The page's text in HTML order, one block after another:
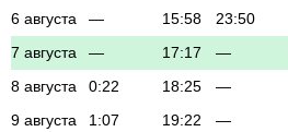
6 августа
— 15:58 23:50
7 августа
— 17:17 —
8 августа
0:22 18:25 —
9 августа
1:07 19:22 —